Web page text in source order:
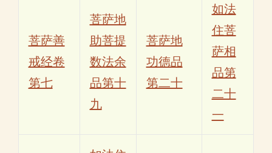
菩萨善
戒经卷
第七
菩萨地
助菩提
数法余
品第十
九
菩萨地
功德品
第二十
如法
住菩
萨相
品第
二十
一